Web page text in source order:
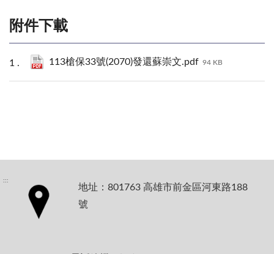
附件下載
113槍保33號(2070)發還蘇崇文.pdf 94 KB
:::
地址：801763 高雄市前金區河東路188
號